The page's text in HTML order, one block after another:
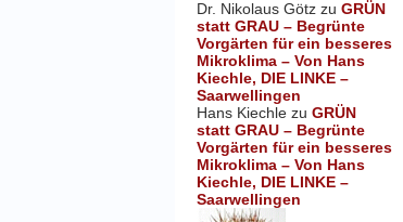
Dr. Nikolaus Götz zu GRÜN
statt GRAU – Begrünte
Vorgärten für ein besseres
Mikroklima – Von Hans
Kiechle, DIE LINKE –
Saarwellingen
Hans Kiechle zu GRÜN
statt GRAU – Begrünte
Vorgärten für ein besseres
Mikroklima – Von Hans
Kiechle, DIE LINKE –
Saarwellingen